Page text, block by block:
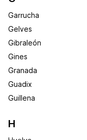
Garrucha
Gelves
Gibraleón
Gines
Granada
Guadix
Guillena
H